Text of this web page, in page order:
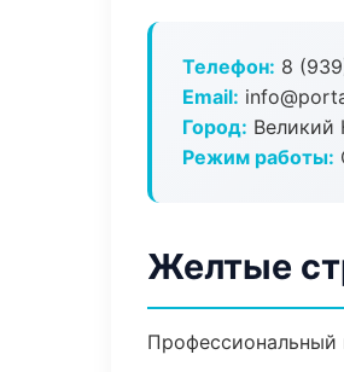
Телефон: 8
Email:
Город: Великий
Режим работы:
Желтые
Профессиональный